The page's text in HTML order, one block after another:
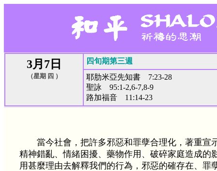
3月7日
（星期 四 ）
四旬期第三週
耶肋米亞先知書 7:23-28
聖詠 95:1-2,6-7,8-9
路加福音 11:14-23
當今社會，把許多邪惡和罪孽合理化，著重宣
精神錯亂、情緒困擾、藥物作用、破碎家庭造成的
用甚麼理由去解釋我們的行為，邪惡的確存在、罪